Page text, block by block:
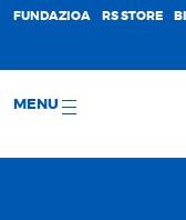
FUNDAZIOA RS STORE
MENU